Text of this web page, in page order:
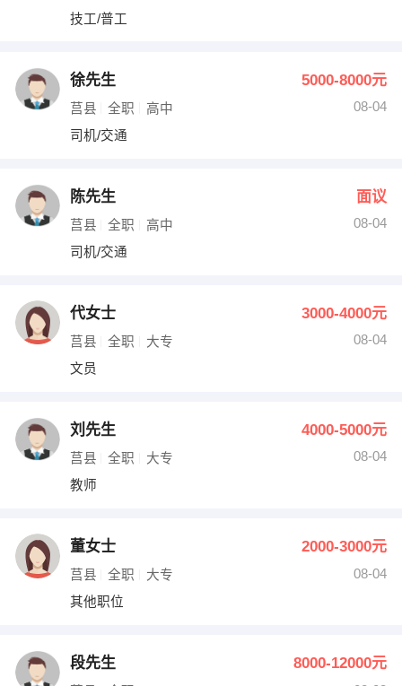
技工/普工
徐先生 5000-8000元
莒县 全职 高中
08-04
司机/交通
陈先生 面议
莒县 全职 高中
08-04
司机/交通
代女士 3000-4000元
莒县 全职 大专
08-04
文员
刘先生 4000-5000元
莒县 全职 大专
08-04
教师
董女士 2000-3000元
莒县 全职 大专
08-04
其他职位
段先生 8000-12000元